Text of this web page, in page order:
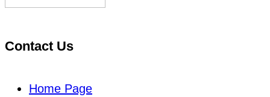
Contact Us
Home Page